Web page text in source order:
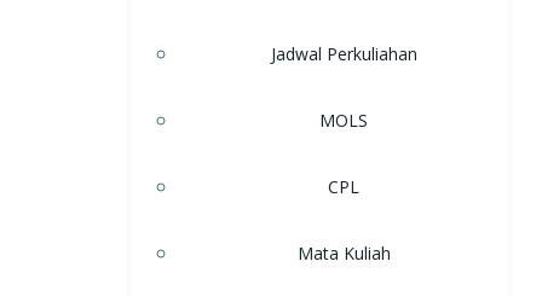
Jadwal Perkuliahan
MOLS
CPL
Mata Kuliah